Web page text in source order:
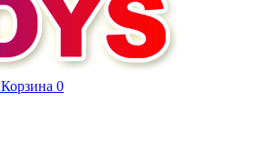
Корзина 0